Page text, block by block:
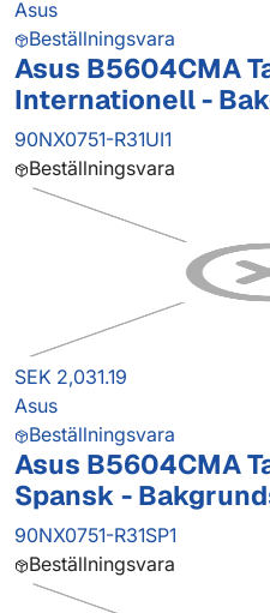
Asus
Beställningsvara
Asus B5604CMA
Internationell -
90NX0751-R31UI1
Beställningsvara
SEK 2,031.19
Asus
Beställningsvara
Asus B5604CMA
Spansk -
90NX0751-R31SP1
Beställningsvara